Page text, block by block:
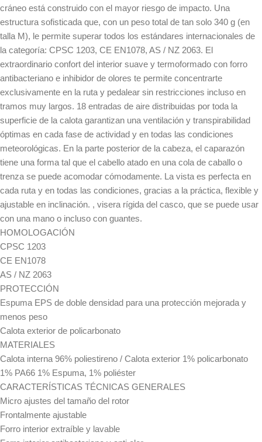
cráneo está construido con el mayor riesgo de impacto. Una
estructura sofisticada que, con un peso total de tan solo 340 g (en
talla M), le permite superar todos los estándares internacionales de
la categoría: CPSC 1203, CE EN1078, AS / NZ 2063. El
extraordinario confort del interior suave y termoformado con forro
antibacteriano e inhibidor de olores te permite concentrarte
exclusivamente en la ruta y pedalear sin restricciones incluso en
tramos muy largos. 18 entradas de aire distribuidas por toda la
superficie de la calota garantizan una ventilación y transpirabilidad
óptimas en cada fase de actividad y en todas las condiciones
meteorológicas. En la parte posterior de la cabeza, el caparazón
tiene una forma tal que el cabello atado en una cola de caballo o
trenza se puede acomodar cómodamente. La vista es perfecta en
cada ruta y en todas las condiciones, gracias a la práctica, flexible y
ajustable en inclinación. , visera rígida del casco, que se puede usar
con una mano o incluso con guantes.
HOMOLOGACIÓN
CPSC 1203
CE EN1078
AS / NZ 2063
PROTECCIÓN
Espuma EPS de doble densidad para una protección mejorada y
menos peso
Calota exterior de policarbonato
MATERIALES
Calota interna 96% poliestireno / Calota exterior 1% policarbonato
1% PA66 1% Espuma, 1% poliéster
CARACTERÍSTICAS TÉCNICAS GENERALES
Micro ajustes del tamaño del rotor
Frontalmente ajustable
Forro interior extraíble y lavable